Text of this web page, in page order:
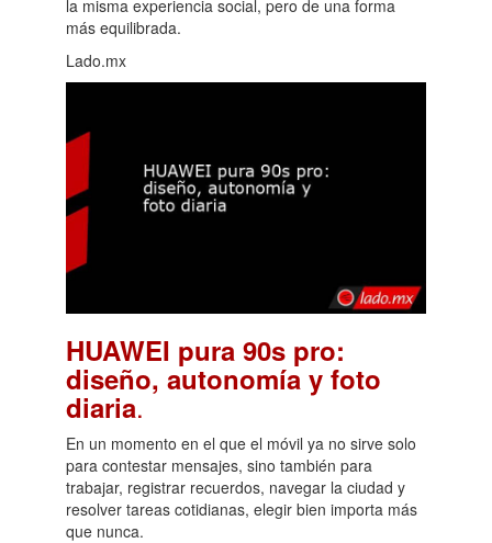
la misma experiencia social, pero de una forma
más equilibrada.
Lado.mx
HUAWEI pura 90s pro:
diseño, autonomía y foto
diaria.
En un momento en el que el móvil ya no sirve solo
para contestar mensajes, sino también para
trabajar, registrar recuerdos, navegar la ciudad y
resolver tareas cotidianas, elegir bien importa más
que nunca.